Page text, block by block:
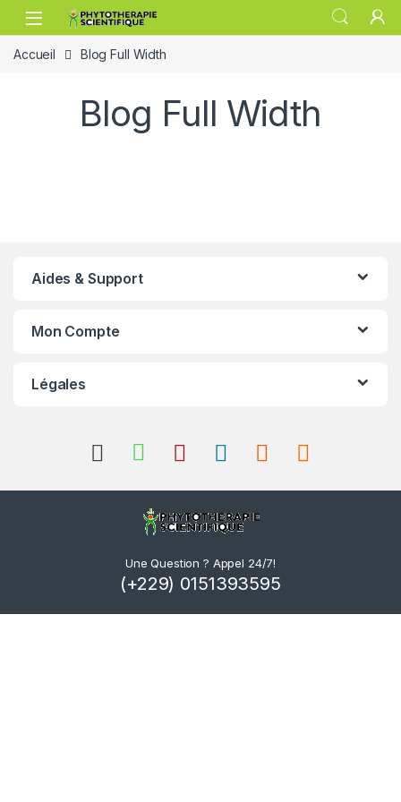
Passer à la navigation
Aller au contenu
Accueil Blog Full Width
Blog Full Width
Aides & Support
Mon Compte
Légales
Une Question ? Appel 24/7!
(+229) 0151393595